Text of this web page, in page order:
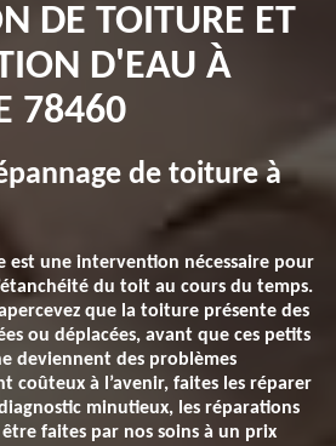
DE TOITURE ET
D'EAU À
78460
de toiture à
est une intervention nécessaire pour
du toit au cours du temps.
que la toiture présente des
ou déplacées, avant que ces petits
deviennent des problèmes
coûteux à l’avenir, faites les réparer
minutieux, les réparations
faites par nos soins à un prix